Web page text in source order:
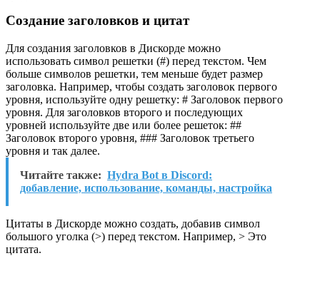
Создание заголовков и цитат
Для создания заголовков в Дискорде можно
использовать символ решетки (#) перед текстом. Чем
больше символов решетки, тем меньше будет размер
заголовка. Например, чтобы создать заголовок первого
уровня, используйте одну решетку: # Заголовок первого
уровня. Для заголовков второго и последующих
уровней используйте две или более решеток: ##
Заголовок второго уровня, ### Заголовок третьего
уровня и так далее.
Читайте также: Hydra Bot в Discord:
добавление, использование, команды, настройка
Цитаты в Дискорде можно создать, добавив символ
большого уголка (>) перед текстом. Например, > Это
цитата.